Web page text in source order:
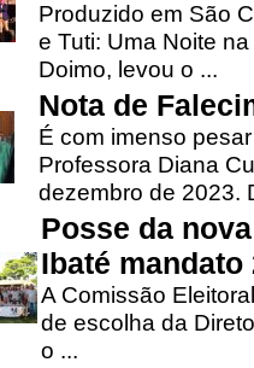
Produzido em São
e Tuti: Uma Noite
Doimo, levou o ...
Nota de
É com imenso
Professora Diana
dezembro de 2023.
Posse da
Ibaté mandato
A Comissão
de escolha da
o ...